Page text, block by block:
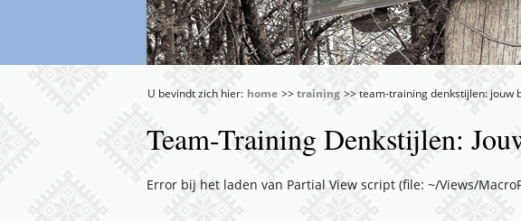
U bevindt zich hier: home >>training >> team-training denkstijlen: jouw
Team-Training Denkstijlen:
Error bij het laden van Partial View script (file: ~/Views/